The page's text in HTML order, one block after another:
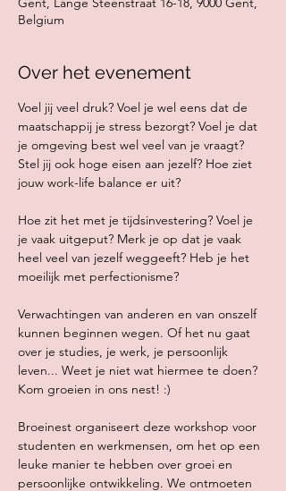
Belgium
Over het evenement
Voel jij veel druk? Voel je wel eens dat de
maatschappij je stress bezorgt? Voel je dat
je omgeving best wel veel van je vraagt?
Stel jij ook hoge eisen aan jezelf? Hoe ziet
jouw work-life balance er uit?
Hoe zit het met je tijdsinvestering? Voel je
je vaak uitgeput? Merk je op dat je vaak
heel veel van jezelf weggeeft? Heb je het
moeilijk met perfectionisme?
Verwachtingen van anderen en van onszelf
kunnen beginnen wegen. Of het nu gaat
over je studies, je werk, je persoonlijk
leven... Weet je niet wat hiermee te doen?
Kom groeien in ons nest! :)
Broeinest organiseert deze workshop voor
studenten en werkmensen, om het op een
leuke manier te hebben over groei en
persoonlijke ontwikkeling. We ontmoeten